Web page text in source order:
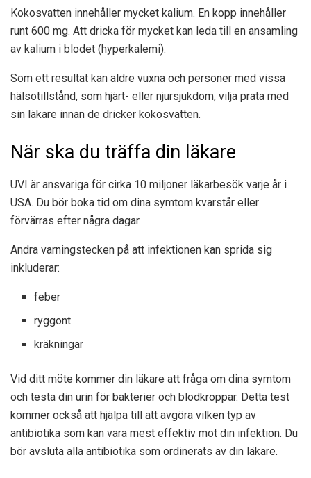
Kokosvatten innehåller mycket kalium. En kopp innehåller
runt 600 mg. Att dricka för mycket kan leda till en ansamling
av kalium i blodet (hyperkalemi).
Som ett resultat kan äldre vuxna och personer med vissa
hälsotillstånd, som hjärt- eller njursjukdom, vilja prata med
sin läkare innan de dricker kokosvatten.
När ska du träffa din läkare
UVI är ansvariga för cirka 10 miljoner läkarbesök varje år i
USA. Du bör boka tid om dina symtom kvarstår eller
förvärras efter några dagar.
Andra varningstecken på att infektionen kan sprida sig
inkluderar:
feber
ryggont
kräkningar
Vid ditt möte kommer din läkare att fråga om dina symtom
och testa din urin för bakterier och blodkroppar. Detta test
kommer också att hjälpa till att avgöra vilken typ av
antibiotika som kan vara mest effektiv mot din infektion. Du
bör avsluta alla antibiotika som ordinerats av din läkare.